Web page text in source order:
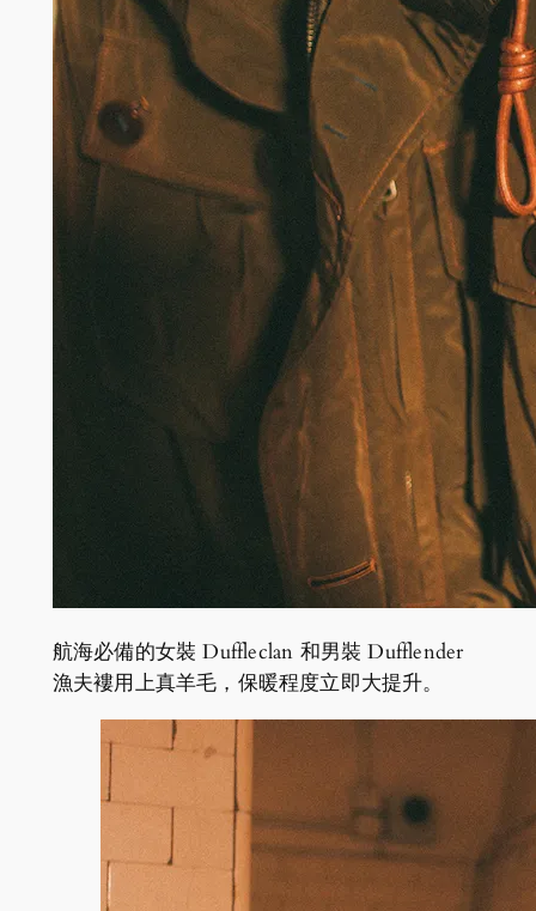
航海必備的女裝 Duffleclan 和男裝 Dufflender
漁夫褸用上真羊毛，保暖程度立即大提升。